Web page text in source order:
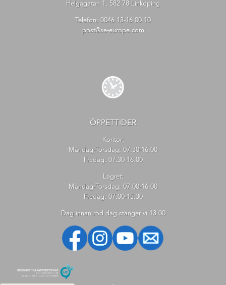
Helgagatan 1, 582 78 Linköping
Telefon: 0046 13-16 00 10
post@se-europe.com
ÖPPETTIDER
Kontor:
Måndag-Torsdag: 07.30-16.00
Fredag: 07.30-16.00
Lagret:
Måndag-Torsdag: 07.00-16.00
Fredag: 07.00-15.30
Dag innan röd dag stänger vi 13.00